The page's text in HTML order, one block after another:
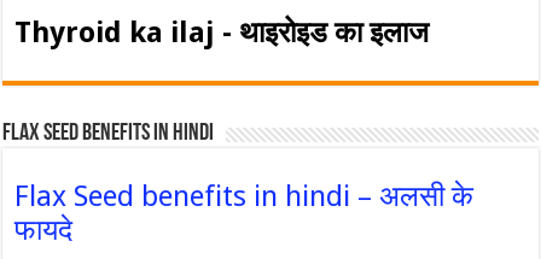
Thyroid ka ilaj - थाइरोइड का इलाज
Flax Seed Benefits in hindi
Flax Seed benefits in hindi – अलसी के
फायदे